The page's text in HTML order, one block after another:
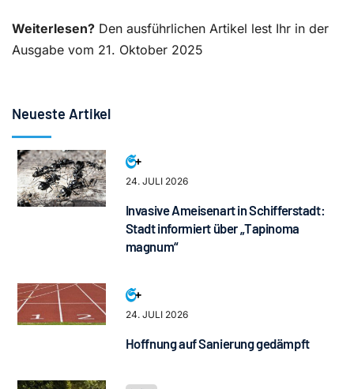
Weiterlesen? Den ausführlichen Artikel lest Ihr in der
Ausgabe vom 21. Oktober 2025
Neueste Artikel
24. JULI 2026
Invasive Ameisenart in Schifferstadt:
Stadt informiert über „Tapinoma
magnum“
24. JULI 2026
Hoffnung auf Sanierung gedämpft